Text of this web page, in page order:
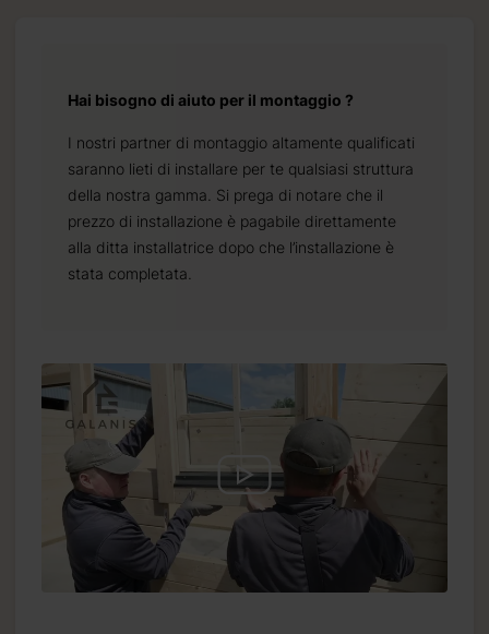
Hai bisogno di aiuto per il montaggio ?
I nostri partner di montaggio altamente qualificati
saranno lieti di installare per te qualsiasi struttura
della nostra gamma. Si prega di notare che il
prezzo di installazione è pagabile direttamente
alla ditta installatrice dopo che l’installazione è
stata completata.